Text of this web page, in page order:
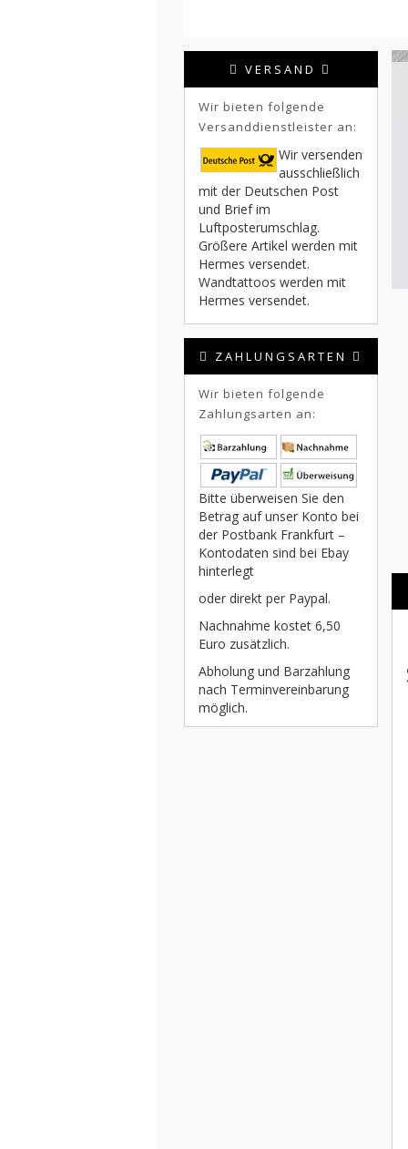
VERSAND
Wir bieten folgende
Versanddienstleister an:
Wir versenden
ausschließlich
mit der Deutschen Post
und Brief im
Luftposterumschlag.
Größere Artikel werden mit
Hermes versendet.
Wandtattoos werden mit
Hermes versendet.
ZAHLUNGSARTEN
Wir bieten folgende
Zahlungsarten an:
Bitte überweisen Sie den
Betrag auf unser Konto bei
der Postbank Frankfurt –
Kontodaten sind bei Ebay
hinterlegt
oder direkt per Paypal.
Nachnahme kostet 6,50
Euro zusätzlich.
Abholung und Barzahlung
nach Terminvereinbarung
möglich.